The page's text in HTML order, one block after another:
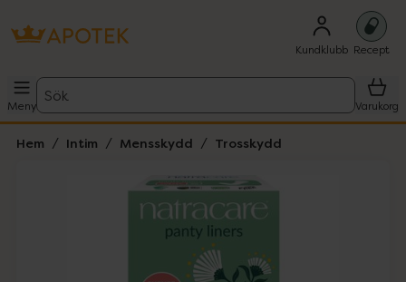
Kundklubb Recept
Meny
Sök
Varukorg
Hem Intim Mensskydd Trosskydd
Lista: . Innehåller 1 objekt.
Hoppa över Lista